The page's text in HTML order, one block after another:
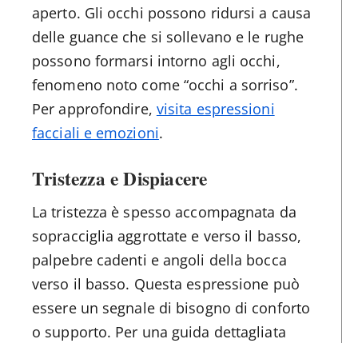
aperto. Gli occhi possono ridursi a causa
delle guance che si sollevano e le rughe
possono formarsi intorno agli occhi,
fenomeno noto come “occhi a sorriso”.
Per approfondire, visita espressioni
facciali e emozioni.
Tristezza e Dispiacere
La tristezza è spesso accompagnata da
sopracciglia aggrottate e verso il basso,
palpebre cadenti e angoli della bocca
verso il basso. Questa espressione può
essere un segnale di bisogno di conforto
o supporto. Per una guida dettagliata